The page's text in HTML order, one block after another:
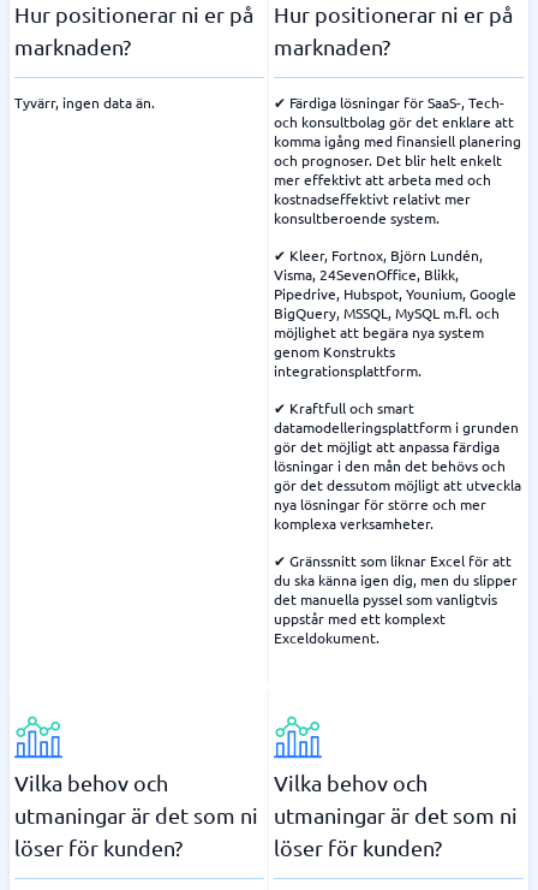
Hur positionerar ni er på
marknaden?
Tyvärr, ingen data än.
Hur positionerar ni er på
marknaden?
✔ Färdiga lösningar för SaaS-, Tech-
och konsultbolag gör det enklare att
komma igång med finansiell planering
och prognoser. Det blir helt enkelt
mer effektivt att arbeta med och
kostnadseffektivt relativt mer
konsultberoende system.
✔ Kleer, Fortnox, Björn Lundén,
Visma, 24SevenOffice, Blikk,
Pipedrive, Hubspot, Younium, Google
BigQuery, MSSQL, MySQL m.fl. och
möjlighet att begära nya system
genom Konstrukts
integrationsplattform.
✔ Kraftfull och smart
datamodelleringsplattform i grunden
gör det möjligt att anpassa färdiga
lösningar i den mån det behövs och
gör det dessutom möjligt att utveckla
nya lösningar för större och mer
komplexa verksamheter.
✔ Gränssnitt som liknar Excel för att
du ska känna igen dig, men du slipper
det manuella pyssel som vanligtvis
uppstår med ett komplext
Exceldokument.
Vilka behov och
utmaningar är det som ni
löser för kunden?
Vilka behov och
utmaningar är det som ni
löser för kunden?